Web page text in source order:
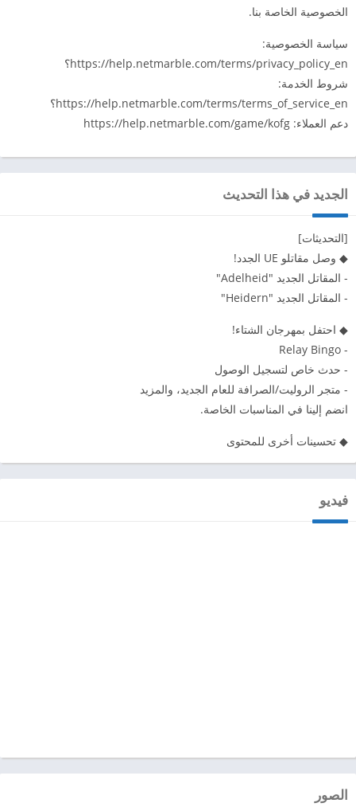
الخصوصية الخاصة بنا.
سياسة الخصوصية:
https://help.netmarble.com/terms/privacy_policy_en؟
شروط الخدمة:
https://help.netmarble.com/terms/terms_of_service_en؟
دعم العملاء: https://help.netmarble.com/game/kofg
الجديد في هذا التحديث
[التحديثات]
◆ وصل مقاتلو UE الجدد!
- المقاتل الجديد "Adelheid"
- المقاتل الجديد "Heidern"
◆ احتفل بمهرجان الشتاء!
- Relay Bingo
- حدث خاص لتسجيل الوصول
​​- متجر الروليت/الصرافة للعام الجديد، والمزيد
انضم إلينا في المناسبات الخاصة.
◆ تحسينات أخرى للمحتوى
فيديو
الصور